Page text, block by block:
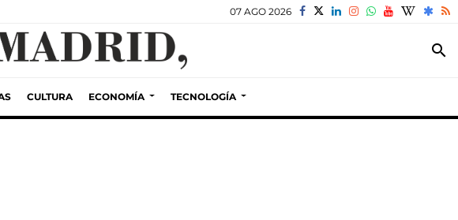
07 AGO 2026
search
CULTURA ECONOMÍA TECNOLOGÍA